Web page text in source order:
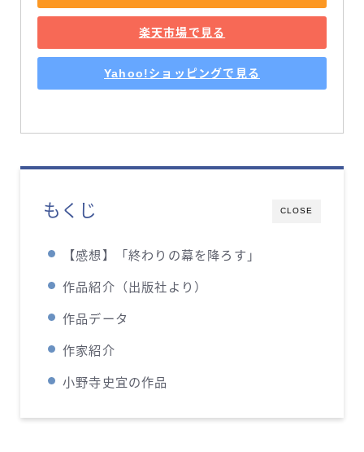
楽天市場で見る
Yahoo!ショッピングで見る
CLOSE
もくじ
【感想】「終わりの幕を降ろす」
作品紹介（出版社より）
作品データ
作家紹介
小野寺史宜の作品